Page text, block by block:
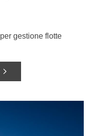
per gestione flotte